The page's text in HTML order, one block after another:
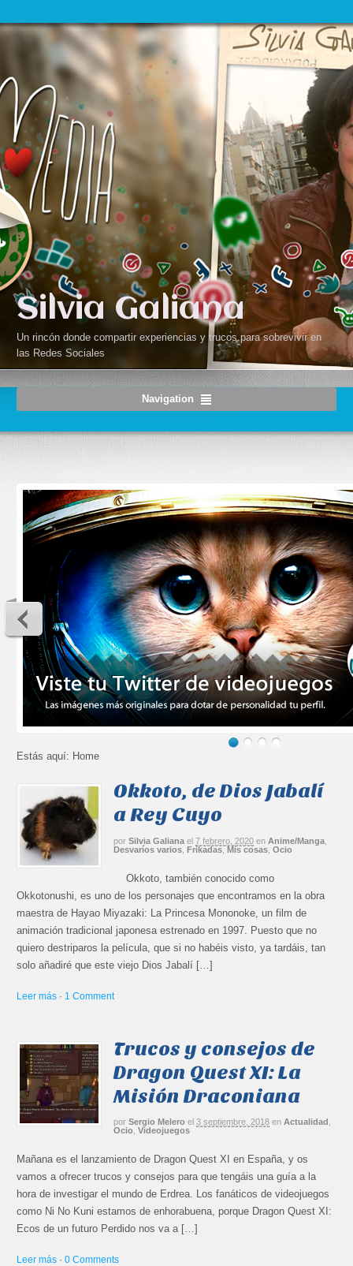
Silvia Galiana
Un rincón donde compartir experiencias y trucos para sobrevivir en
las Redes Sociales
Navigation
Estás aquí: Home
Okkoto, de Dios Jabalí
a Rey Cuyo
por Silvia Galiana el 7 febrero, 2020 en Anime/Manga
Desvaríos varios ,Frikadas, Mis cosas ,Ocio
Okkoto, también conocido como
Okkotonushi, es uno de los personajes que encontramos en la obra
maestra de Hayao Miyazaki: La Princesa Mononoke, un film de
animación tradicional japonesa estrenado en 1997. Puesto que no
quiero destriparos la película, que si no habéis visto, ya tardáis, tan
solo añadiré que este viejo Dios Jabalí […]
Leer más · 1 Comment
Trucos y consejos de
Dragon Quest XI: La
Misión Draconiana
por Sergio Melero el 3 septiembre, 2018 en Actualidad ,
Ocio,Videojuegos
Mañana es el lanzamiento de Dragon Quest XI en España, y os
vamos a ofrecer trucos y consejos para que tengáis una guía a la
hora de investigar el mundo de Erdrea. Los fanáticos de videojuegos
como Ni No Kuni estamos de enhorabuena, porque Dragon Quest XI:
Ecos de un futuro Perdido nos va a […]
Leer más ·0 Comments